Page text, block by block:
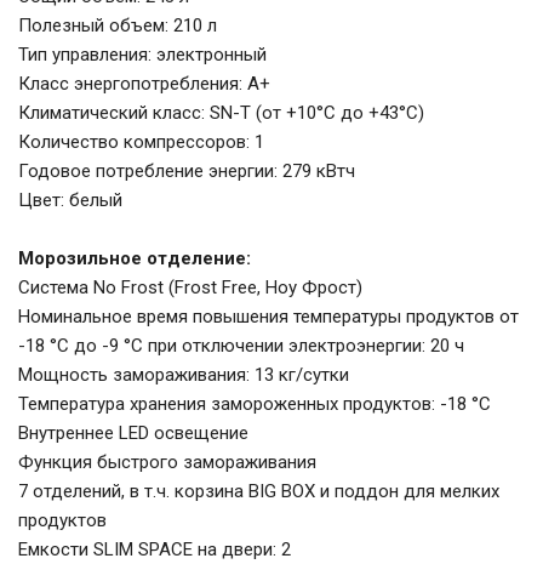
Полезный объем: 210 л
Тип управления: электронный
Класс энергопотребления: A+
Климатический класс: SN-T (от +10°С до +43°С)
Количество компрессоров: 1
Годовое потребление энергии: 279 кВтч
Цвет: белый
Морозильное отделение:
Система No Frost (Frost Free, Ноу Фрост)
Номинальное время повышения температуры продуктов от
-18 °C до -9 °C при отключении электроэнергии: 20 ч
Мощность замораживания: 13 кг/сутки
Температура хранения замороженных продуктов: -18 °C
Внутреннее LED освещение
Функция быстрого замораживания
7 отделений, в т.ч. корзина BIG BOX и поддон для мелких
продуктов
Емкости SLIM SPACE на двери: 2